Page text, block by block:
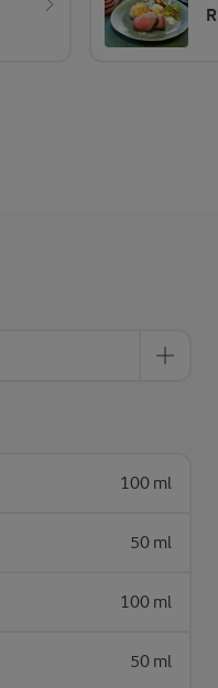
100 ml
50 ml
100 ml
50 ml